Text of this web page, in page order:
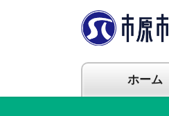
ホーム